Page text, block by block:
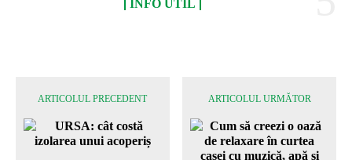
INFO UTIL
ARTICOLUL PRECEDENT ARTICOLUL URMĂTOR